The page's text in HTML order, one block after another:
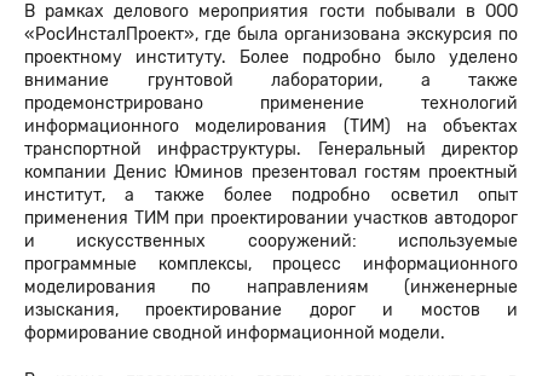
В рамках делового мероприятия гости побывали в ООО
«РосИнсталПроект», где была организована экскурсия по
проектному институту. Более подробно было уделено
внимание грунтовой лаборатории, а также
продемонстрировано применение технологий
информационного моделирования (ТИМ) на объектах
транспортной инфраструктуры. Генеральный директор
компании Денис Юминов презентовал гостям проектный
институт, а также более подробно осветил опыт
применения ТИМ при проектировании участков автодорог
и искусственных сооружений: используемые
программные комплексы, процесс информационного
моделирования по направлениям (инженерные
изыскания, проектирование дорог и мостов и
формирование сводной информационной модели.